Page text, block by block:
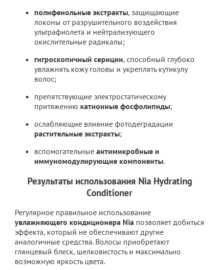
полифенольные экстракты, защищающие
локоны от разрушительного воздействия
ультрафиолета и нейтрализующего
окислительные радикалы;
гигроскопичный серицин, способный глубоко
увлажнять кожу головы и укреплять кутикулу
волос;
препятствующие электростатическому
притяжению катионные фосфолипиды;
ослабляющие влияние фотодеградации
растительные экстракты;
вспомогательные антимикробные и
иммуномодулирующие компоненты.
Результаты использования Nia Hydrating
Conditioner
Регулярное правильное использование
увлажняющего кондиционера Nia позволяет добиться
эффекта, который не обеспечивают другие
аналогичные средства. Волосы приобретают
глянцевый блеск, шелковистость и максимально
возможную яркость цвета.